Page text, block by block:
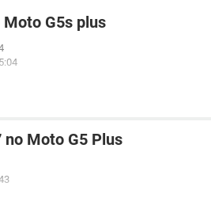
Moto G5s plus
no Moto G5 Plus